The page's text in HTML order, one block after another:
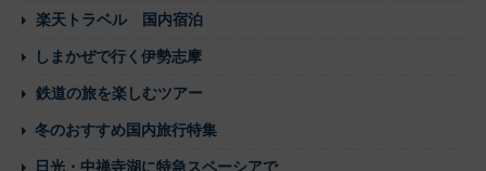
楽天トラベル 国内宿泊
しまかぜで行く伊勢志摩
鉄道の旅を楽しむツアー
冬のおすすめ国内旅行特集
日光・中禅寺湖に特急スペーシアで